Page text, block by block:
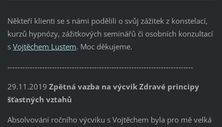
Někteří klienti se s námi podělili o svůj zážitek z konstelací,
kurzů hypnózy, zážitkových seminářů či osobních konzultací
s Vojtěchem Lustem. Moc děkujeme.
---------------------------------------------------------------------------
29.11.2019 Zpětná vazba na výcvik Zdravé principy
šťastných vztahů
Absolvování ročního výcviku s Vojtěchem byla pro mě velká